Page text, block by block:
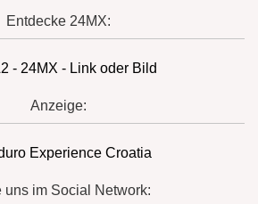
Entdecke 24MX:
Anzeige:
uns im Social Network: